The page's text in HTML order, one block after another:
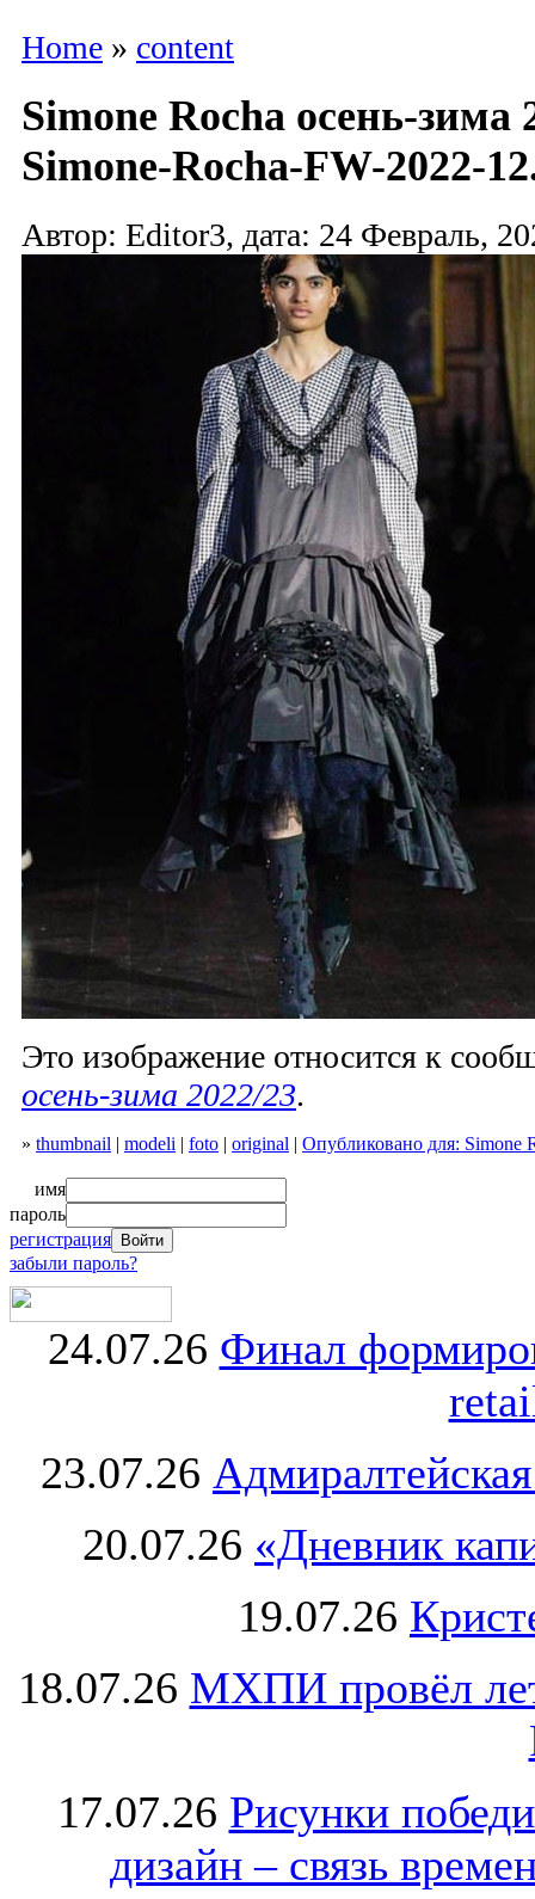
Home » content
Simone Rocha осень-зима
Simone-Rocha-FW-2022-
Автор: Editor3, дата: 24 Февраль,
Это изображение относится к
осень-зима 2022/23.
» thumbnail | modeli | foto | original | Опубликовано для: Simone
имя
пароль
регистрация
забыли пароль?
24.07.26 Финал
23.07.26
20.07.26 «Дневник
19.07.26
18.07.26 МХПИ провёл
17.07.26 Рисунки
дизайн – связь